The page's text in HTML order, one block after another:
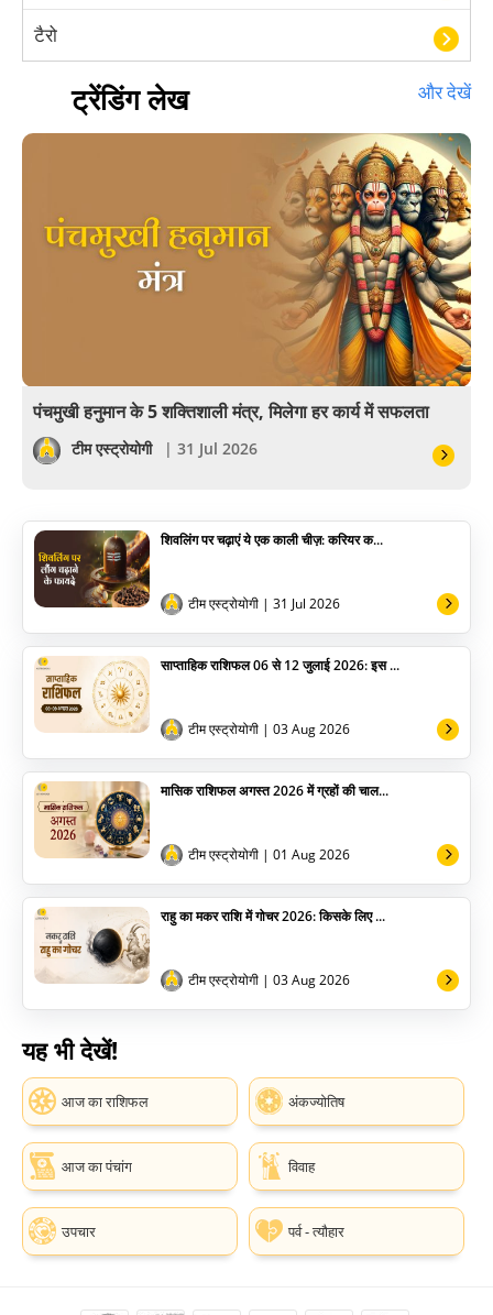
टैरो
हस्तरेखा शास्त्र
बॉलीवुड
खेल
वास्तु
सेलिब्रिटी
योग
अन्य
ट्रेंडिंग लेख और देखें
पंचमुखी हनुमान के 5 शक्तिशाली मंत्र, मिलेगा हर कार्य में सफलता
टीम एस्ट्रोयोगी | 31 Jul 2026
शिवलिंग पर चढ़ाएं ये एक काली चीज़: करियर क...
टीम एस्ट्रोयोगी | 31 Jul 2026
साप्ताहिक राशिफल 06 से 12 जुलाई 2026: इस ...
टीम एस्ट्रोयोगी | 03 Aug 2026
मासिक राशिफल अगस्त 2026 में ग्रहों की चाल...
टीम एस्ट्रोयोगी | 01 Aug 2026
राहु का मकर राशि में गोचर 2026: किसके लिए ...
टीम एस्ट्रोयोगी | 03 Aug 2026
यह भी देखें!
आज का राशिफल अंकज्योतिष
आज का पंचांग विवाह
उपचार पर्व - त्यौहार